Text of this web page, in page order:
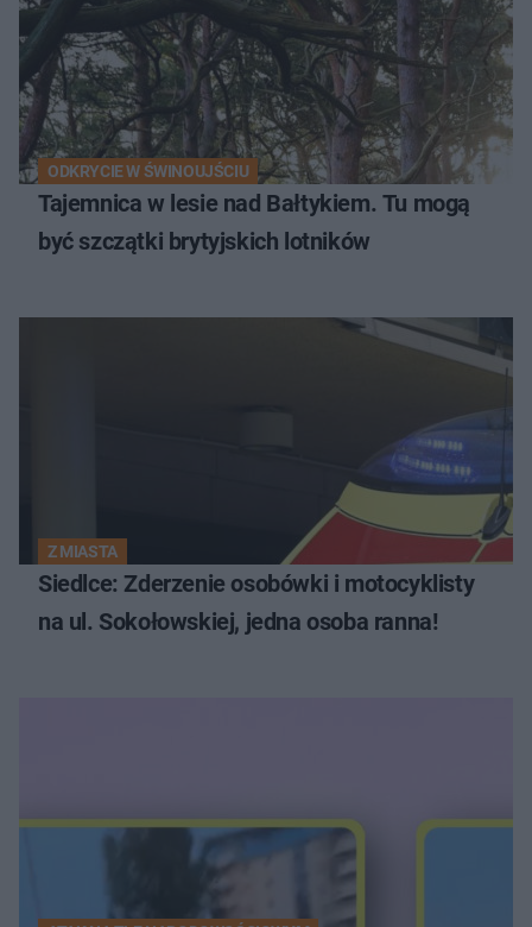
ODKRYCIE W ŚWINOUJŚCIU
Tajemnica w lesie nad Bałtykiem. Tu mogą
być szczątki brytyjskich lotników
Z MIASTA
Siedlce: Zderzenie osobówki i motocyklisty
na ul. Sokołowskiej, jedna osoba ranna!